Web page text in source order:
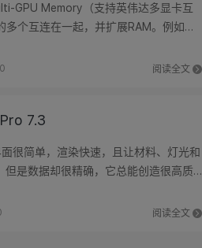
GPU Memory（支持英伟达多显卡互
个互连在一起，并扩展RAM。例如，
阅读全文
0
7.3
是数据却很精确，它总能创造很高质
阅读全文